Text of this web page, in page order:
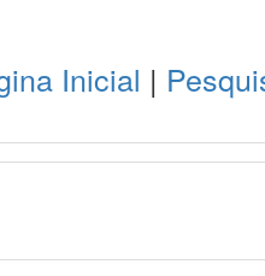
Inicial |